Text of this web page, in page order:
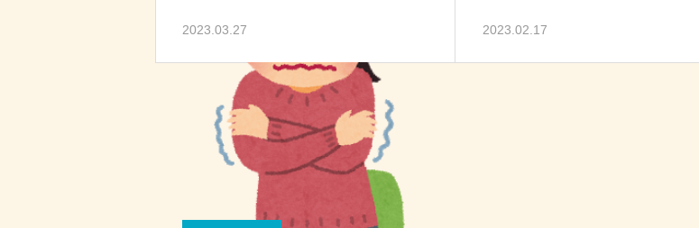
2023.03.27 2023.02.17